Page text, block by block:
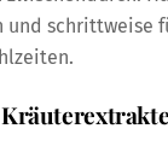
und schrittweise